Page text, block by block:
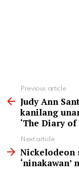
more
Previous article
Judy Ann
kanilang
‘The Diary
Next article
Nickelodeon
‘ninakawan’